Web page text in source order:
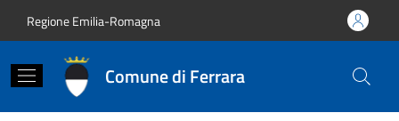
Regione Emilia-Romagna
Comune di Ferrara